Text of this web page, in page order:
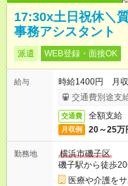
17:30x土日祝休＼
事務アシスタント
派遣 WEB登録・面接OK
給与
時給1400円 月
交通費別途支
交通費 全額支給
月収例 20～25万
勤務地
横浜市磯子区
磯子駅から徒歩
医療や介護を